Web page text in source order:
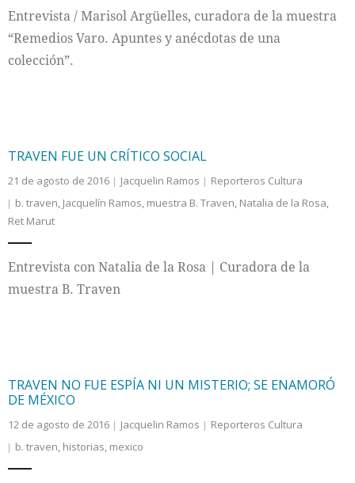
Entrevista / Marisol Argüelles, curadora de la muestra
“Remedios Varo. Apuntes y anécdotas de una
colección”.
TRAVEN FUE UN CRÍTICO SOCIAL
21 de agosto de 2016 Jacquelin Ramos
Reporteros Cultura
b. traven, Jacquelín Ramos, muestra B. Traven, Natalia de la Rosa,
Ret Marut
Entrevista con Natalia de la Rosa | Curadora de la
muestra B. Traven
TRAVEN NO FUE ESPÍA NI UN MISTERIO; SE ENAMORÓ
DE MÉXICO
12 de agosto de 2016 Jacquelin Ramos
Reporteros Cultura
b. traven, historias, mexico